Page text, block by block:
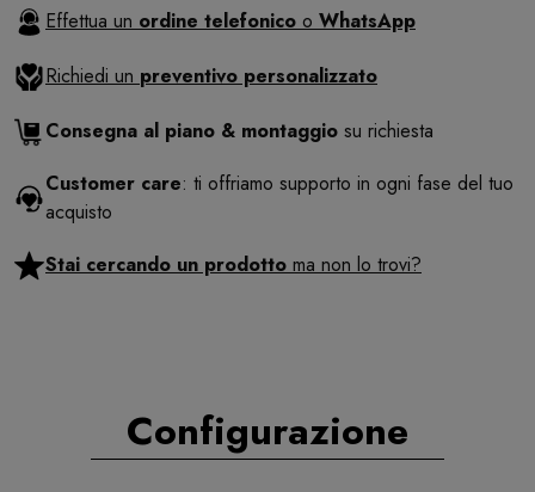
Effettua un ordine telefonico o WhatsApp
Richiedi un preventivo personalizzato
Consegna al piano & montaggio su richiesta
Customer care: ti offriamo supporto in ogni fase del tuo
acquisto
Stai cercando un prodotto ma non lo trovi?
Configurazione